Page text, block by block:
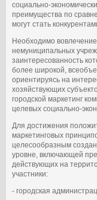
социально-
преимущества по
могут стать
Необходимо
немуниципальных
заинтересованность
более широкой,
ориентируясь на
хозяйствующих
городской маркетинг
целевых социально-
Для достижения
маркетинговых
целесообразным
уровне, включающей
действующих на
участники:
- городская